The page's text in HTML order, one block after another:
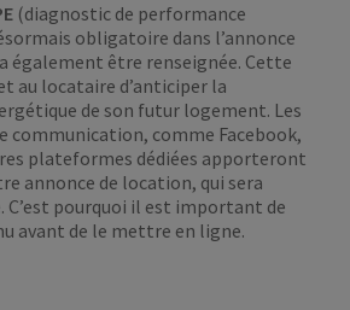
(diagnostic de performance
obligatoire dans l’annonce
également être renseignée. Cette
au locataire d’anticiper la
de son futur logement. Les
communication, comme Facebook,
plateformes dédiées apporteront
annonce de location, qui sera
C’est pourquoi il est important de
avant de le mettre en ligne.